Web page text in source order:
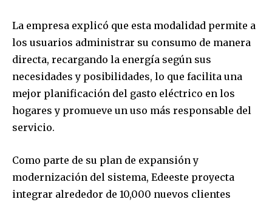
La empresa explicó que esta modalidad permite a
los usuarios administrar su consumo de manera
directa, recargando la energía según sus
necesidades y posibilidades, lo que facilita una
mejor planificación del gasto eléctrico en los
hogares y promueve un uso más responsable del
servicio.
Como parte de su plan de expansión y
modernización del sistema, Edeeste proyecta
integrar alrededor de 10,000 nuevos clientes